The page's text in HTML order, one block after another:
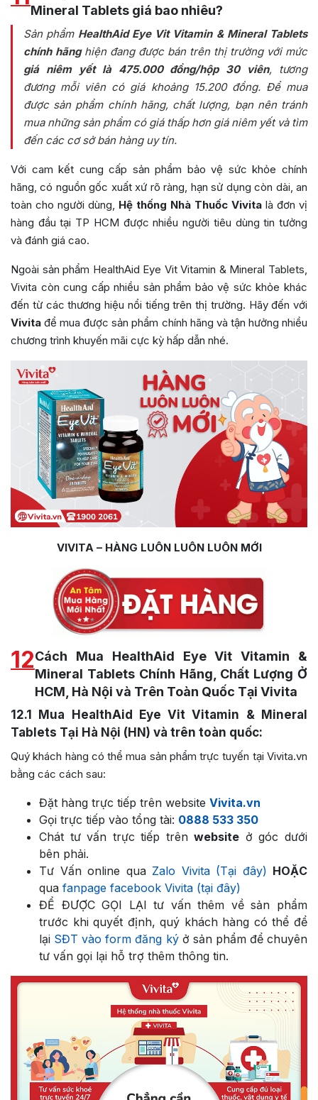
Mineral Tablets giá bao nhiêu?
Sản phẩm HealthAid Eye Vit Vitamin & Mineral Tablets
chính hãnghiện đang được bán trên thị trường với mức
giá niêm yết là 475.000 đồng/hộp 30 viên, tương
đương mỗi viên có giá khoảng 15.200 đồng. Để mua
được sản phẩm chính hãng, chất lượng, bạn nên tránh
mua những sản phẩm có giá thấp hơn giá niêm yết và tìm
đến các cơ sở bán hàng uy tín.
Với cam kết cung cấp sản phẩm bảo vệ sức khỏe chính
hãng, có nguồn gốc xuất xứ rõ ràng, hạn sử dụng còn dài, an
toàn cho người dùng, Hệ thống Nhà Thuốc Vivita là đơn vị
hàng đầu tại TP HCM được nhiều người tiêu dùng tin tưởng
và đánh giá cao.
Ngoài sản phẩm HealthAid Eye Vit Vitamin & Mineral Tablets,
Vivita còn cung cấp nhiều sản phẩm bảo vệ sức khỏe khác
đến từ các thương hiệu nổi tiếng trên thị trường. Hãy đến với
Vivita để mua được sản phẩm chính hãng và tận hưởng nhiều
chương trình khuyến mãi cực kỳ hấp dẫn nhé.
VIVITA – HÀNG LUÔN LUÔN LUÔN MỚI
12Cách Mua HealthAid Eye Vit Vitamin &
Mineral Tablets Chính Hãng, Chất Lượng Ở
HCM, Hà Nội và Trên Toàn Quốc Tại Vivita
12.1 Mua HealthAid Eye Vit Vitamin & Mineral
Tablets Tại Hà Nội (HN) và trên toàn quốc:
Quý khách hàng có thể mua sản phẩm trực tuyến tại Vivita.vn
bằng các cách sau:
Đặt hàng trực tiếp trên website Vivita.vn
Gọi trực tiếp vào tổng tài: 0888 533 350
Chát tư vấn trực tiếp trênwebsite ở góc dưới
bên phải.
Tư Vấn online quaZalo Vivita (Tại đây) HOẶC
qua fanpage facebook Vivita (tại đây)
ĐỂ ĐƯỢC GỌI LẠI tư vấn thêm về sản phẩm
trước khi quyết định, quý khách hàng có thể để
lại SĐT vào form đăng kýở sản phẩm để chuyên
tư vấn gọi lại hỗ trợ thêm thông tin.